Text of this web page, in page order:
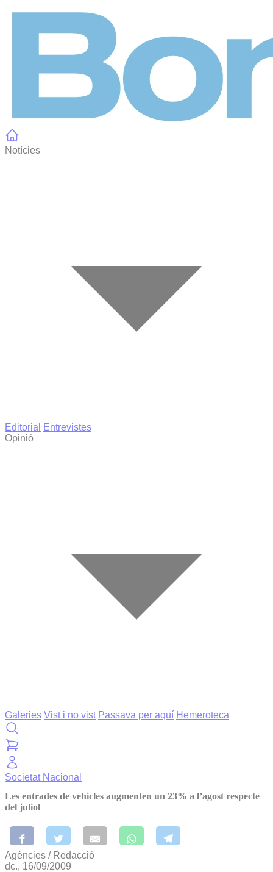
Notícies
Editorial
Entrevistes
Opinió
Galeries Vist i no vist Passava per aquí Hemeroteca
Societat Nacional
Les entrades de vehicles augmenten un 23% a l’agost respecte
del juliol
Agències / Redacció
dc., 16/09/2009